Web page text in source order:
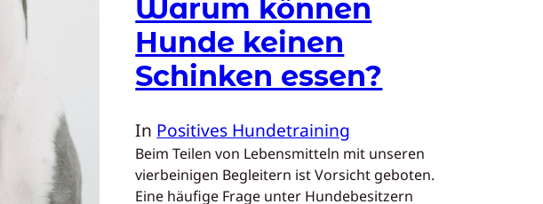
Warum können
Hunde keinen
Schinken essen?
In Positives Hundetraining
Beim Teilen von Lebensmitteln mit unseren
vierbeinigen Begleitern ist Vorsicht geboten.
Eine häufige Frage unter Hundebesitzern